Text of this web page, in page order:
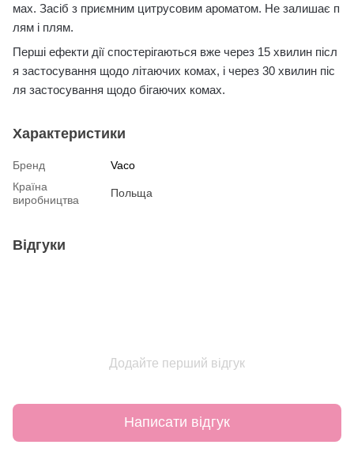
мах. Засіб з приємним цитрусовим ароматом. Не залишає п
лям і плям.
Перші ефекти дії спостерігаються вже через 15 хвилин післ
я застосування щодо літаючих комах, і через 30 хвилин піс
ля застосування щодо бігаючих комах.
Характеристики
Бренд
Vaco
Країна
виробництва
Польща
Відгуки
Додайте перший відгук
Написати відгук